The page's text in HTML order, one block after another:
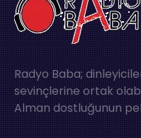
Radyo Baba;
sevinçlerine ortak
Alman dostluğunun